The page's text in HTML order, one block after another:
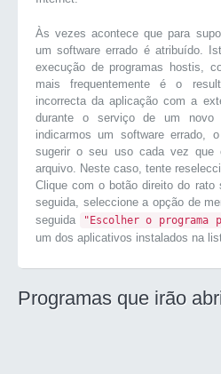
Às vezes acontece que para
um software errado é atribuído.
execução de programas hostis,
mais frequentemente é o
incorrecta da aplicação com a
durante o serviço de um
indicarmos um software errado,
sugerir o seu uso cada vez que
arquivo. Neste caso, tente
Clique com o botão direito do rato
seguida, seleccione a opção de
seguida
"Escolher o programa
um dos aplicativos instalados na
Programas que irão